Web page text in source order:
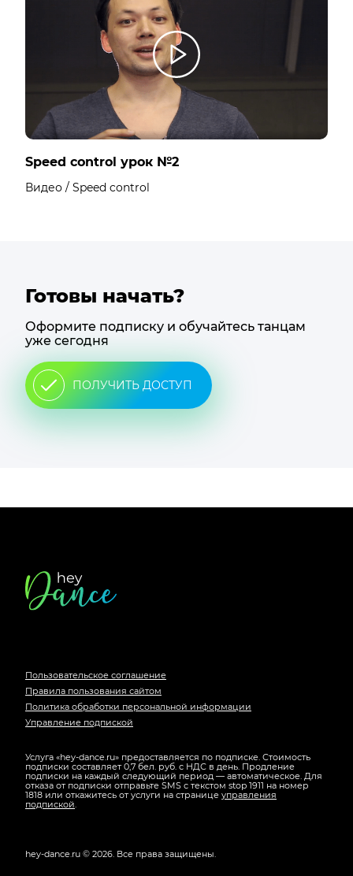
Speed control урок №2
Видео / Speed control
Готовы начать?
Оформите подписку и обучайтесь танцам
уже сегодня
ПОЛУЧИТЬ ДОСТУП
Футер
сайта
Пользовательское соглашение
Правила пользования сайтом
Политика обработки персональной информации
Управление подпиской
Услуга «hey-dance.ru» предоставляется по подписке. Стоимость
подписки составляет 0,7 бел. руб. с НДС в день. Продление
подписки на каждый следующий период — автоматическое. Для
отказа от подписки отправьте SMS с текстом stop 1911 на номер
1818 или откажитесь от услуги на странице управления
подпиской.
hey-dance.ru © 2026. Все права защищены.